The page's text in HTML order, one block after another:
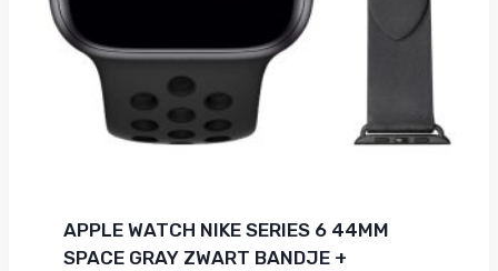
APPLE WATCH NIKE SERIES 6 44MM
SPACE GRAY ZWART BANDJE +